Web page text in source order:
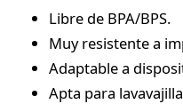
Libre de BPA/BPS.
Muy resistente a
Adaptable a
Apta para